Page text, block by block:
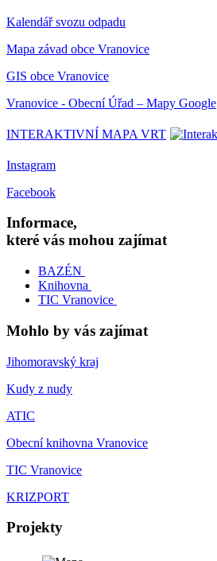
Kalendář svozu odpadu
Mapa závad obce Vranovice
GIS obce Vranovice
Vranovice - Obecní Úřad – Mapy Google
INTERAKTIVNÍ MAPA VRT
Instagram
Facebook
Informace,
které vás mohou zajímat
BAZÉN
Knihovna
TIC Vranovice
Mohlo by vás zajímat
Jihomoravský kraj
Kudy z nudy
ATIC
Obecní knihovna Vranovice
TIC Vranovice
KRIZPORT
Projekty